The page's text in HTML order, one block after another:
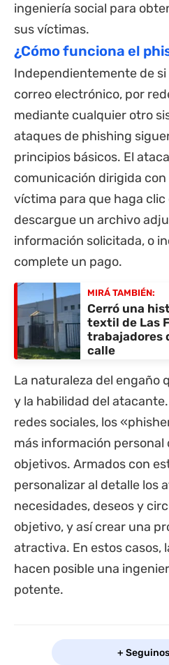
ingeniería social para
sus víctimas.
¿Cómo funciona el
Independientemente de
correo electrónico, por
mediante cualquier otro
ataques de phishing
principios básicos. El
comunicación dirigida con
víctima para que haga clic
descargue un archivo
información solicitada, o
complete un pago.
MIRÁ TAMBIÉN:
Cerró una
textil de Las
trabajadores
calle
La naturaleza del engaño
y la habilidad del
redes sociales, los
más información personal
objetivos. Armados con
personalizar al detalle los
necesidades, deseos y
objetivo, y así crear una
atractiva. En estos casos,
hacen posible una
potente.
+